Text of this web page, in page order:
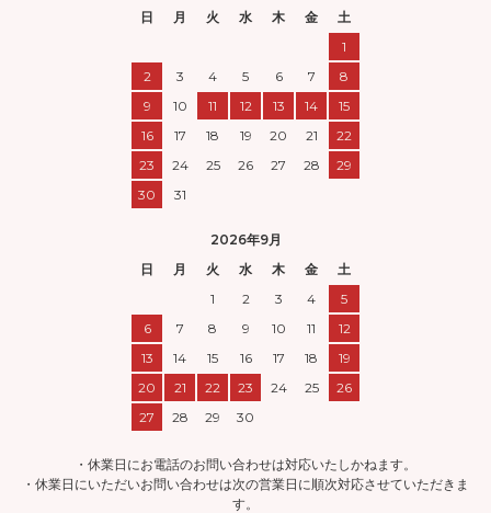
日
月 火 水 木 金
土
1
2
3 4 5 6 7
8
9
10 11 12 13 14
15
16
17 18 19 20 21
22
23
24 25 26 27 28
29
30
31
2026年9月
日
月 火 水 木 金
土
1
2 3 4
5
6
7 8 9 10 11
12
13
14 15 16 17 18
19
20
21 22 23 24 25
26
27
28 29 30
・休業日にお電話のお問い合わせは対応いたしかねます。
・休業日にいただいお問い合わせは次の営業日に順次対応させていただきま
す。